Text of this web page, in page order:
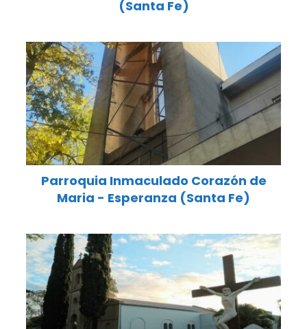
(Santa Fe)
Parroquia Inmaculado Corazón de
Maria - Esperanza (Santa Fe)